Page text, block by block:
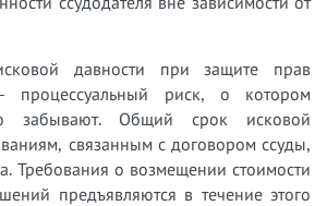
давности при защите прав
- процессуальный риск, о котором
забывают. Общий срок исковой
связанным с договором ссуды,
Требования о возмещении стоимости
предъявляются в течение этого